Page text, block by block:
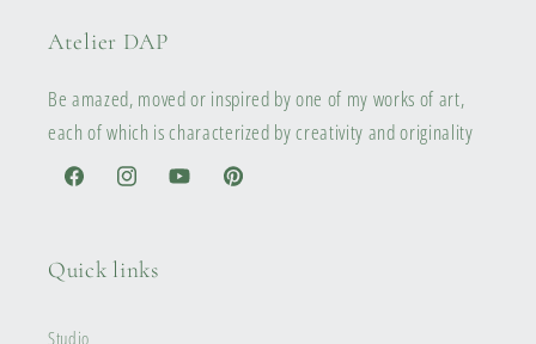
Atelier DAP
Be amazed, moved or inspired by one of my works of art,
each of which is characterized by creativity and originality
FacebookInstagramYouTube Pinterest
Quick links
Studio